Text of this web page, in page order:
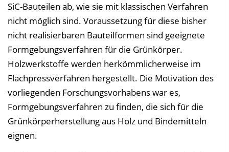
SiC-Bauteilen ab, wie sie mit klassischen Verfahren
nicht möglich sind. Voraussetzung für diese bisher
nicht realisierbaren Bauteilformen sind geeignete
Formgebungsverfahren für die Grünkörper.
Holzwerkstoffe werden herkömmlicherweise im
Flachpressverfahren hergestellt. Die Motivation des
vorliegenden Forschungsvorhabens war es,
Formgebungsverfahren zu finden, die sich für die
Grünkörperherstellung aus Holz und Bindemitteln
eignen.